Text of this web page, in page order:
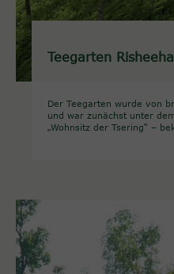
Teegarten
Der Teegarten wurde von
und war zunächst unter
„Wohnsitz der Tsering“ –